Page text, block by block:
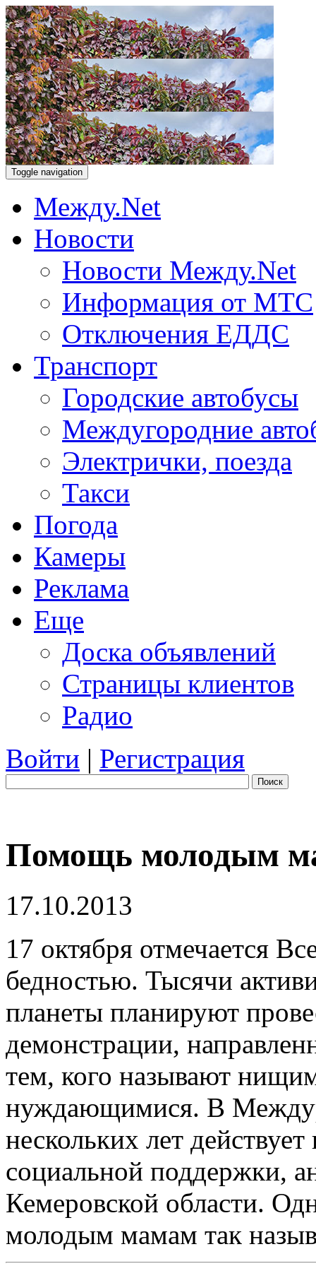
Toggle navigation
Между.Net
Новости
Новости Между.Net
Информация от МТС
Отключения ЕДДС
Транспорт
Городские автобусы
Междугородние
Электрички, поезда
Такси
Погода
Камеры
Реклама
Еще
Доска объявлений
Страницы клиентов
Радио
Войти | Регистрация
Поиск
Помощь молодым
17.10.2013
17 октября отмечается
бедностью. Тысячи
планеты планируют
демонстрации,
тем, кого называют
нуждающимися. В
нескольких лет
социальной поддержки,
Кемеровской области.
молодым мамам так